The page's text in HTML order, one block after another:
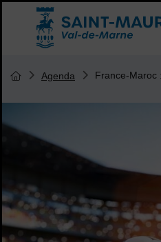
Menu de raccourcis
Accueil ville de Saint-Maurice
Vous êtes ici :
Page d'accueil du site
Agenda France-Maroc